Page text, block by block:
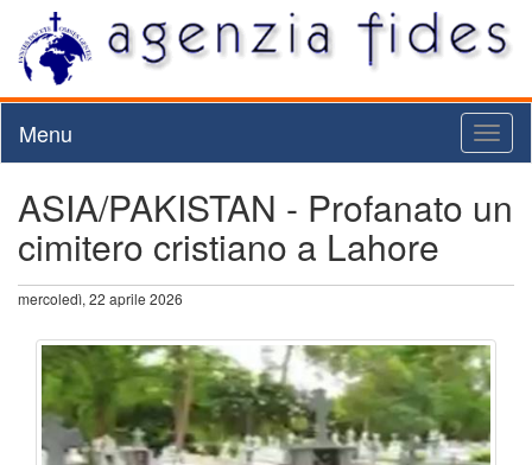
Menu
ASIA/PAKISTAN - Profanato un
cimitero cristiano a Lahore
mercoledì, 22 aprile 2026